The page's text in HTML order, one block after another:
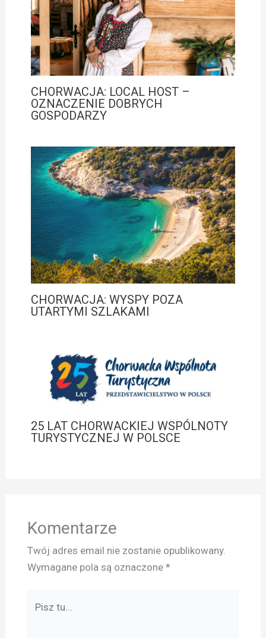
CHORWACJA: LOCAL HOST –
OZNACZENIE DOBRYCH
GOSPODARZY
CHORWACJA: WYSPY POZA
UTARTYMI SZLAKAMI
25 LAT CHORWACKIEJ WSPÓLNOTY
TURYSTYCZNEJ W POLSCE
Komentarze
Twój adres email nie zostanie opublikowany.
Wymagane pola są oznaczone *